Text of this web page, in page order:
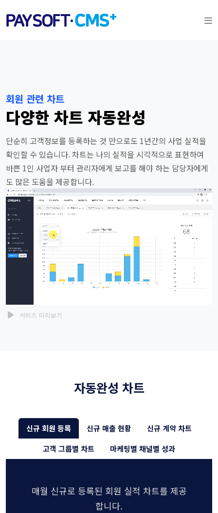
회원 관련 차트
다양한 차트 자동완성
단순히 고객정보를 등록하는 것 만으로도 1년간의 사업 실적을
확인할 수 있습니다. 차트는 나의 실적을 시각적으로 표현하여
바쁜 1인 사업자 부터 관리자에게 보고를 해야 하는 담당자에게
도 많은 도움을 제공합니다.
서비스 미리보기
자동완성 차트
신규 회원 등록 신규 매출 현황
신규 계약 차트
고객 그룹별 차트
마케팅별 채널별 성과
매월 신규로 등록된 회원 실적 차트를 제공
합니다.